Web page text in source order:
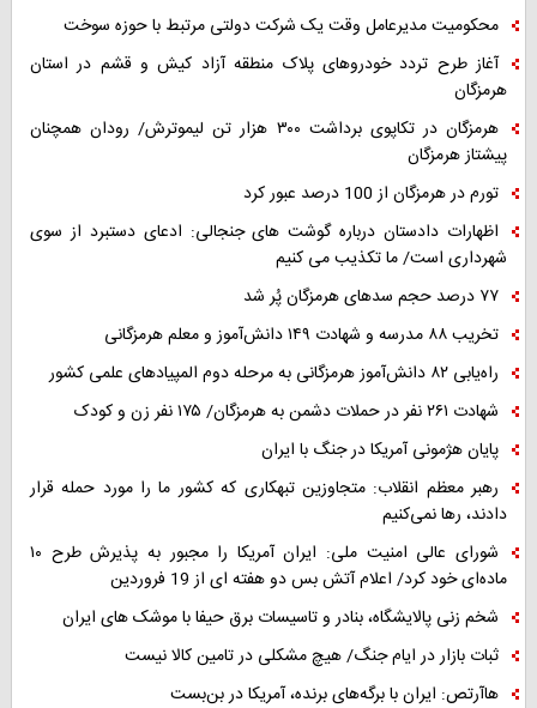
محکومیت مدیرعامل وقت یک شرکت دولتی مرتبط با حوزه سوخت
آغاز طرح تردد خودروهای پلاک منطقه آزاد کیش و قشم در استان
هرمزگان
هرمزگان در تکاپوی برداشت ۳۰۰ هزار تن لیموترش/ رودان همچنان
پیشتاز هرمزگان
تورم در هرمزگان از 100 درصد عبور کرد
اظهارات دادستان درباره گوشت های جنجالی: ادعای دستبرد از سوی
شهرداری است/ ما تکذیب می کنیم
۷۷ درصد حجم سدهای هرمزگان پُر شد
تخریب ۸۸ مدرسه و شهادت ۱۴۹ دانش‌آموز و معلم هرمزگانی
راه‌یابی ۸۲ دانش‌آموز هرمزگانی به مرحله دوم المپیادهای علمی کشور
شهادت ۲۶۱ نفر در حملات دشمن به هرمزگان/ ۱۷۵ نفر زن و کودک
پایان هژمونی آمریکا در جنگ با ایران
رهبر معظم انقلاب: متجاوزین تبهکاری که کشور ما را مورد حمله قرار
دادند، رها نمی‌کنیم
شورای عالی امنیت ملی: ایران آمریکا را مجبور به پذیرش طرح ۱۰
ماده‌ای خود کرد/ اعلام آتش بس دو هفته ای از 19 فروردین
شخم زنی پالایشگاه، بنادر و تاسیسات برق حیفا با موشک های ایران
ثبات بازار در ایام جنگ/ هیچ مشکلی در تامین کالا نیست
هاآرتص: ایران با برگه‌های برنده، آمریکا در بن‌بست